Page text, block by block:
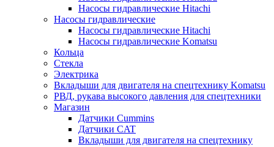
Насосы гидравлические Hitachi
Насосы гидравлические
Насосы гидравлические Hitachi
Насосы гидравлические Komatsu
Кольца
Стекла
Электрика
Вкладыши для двигателя на спецтехнику Komatsu
РВД, рукава высокого давления для спецтехники
Магазин
Датчики Cummins
Датчики CAT
Вкладыши для двигателя на спецтехнику